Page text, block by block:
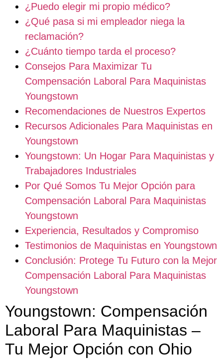
¿Puedo elegir mi propio médico?
¿Qué pasa si mi empleador niega la
reclamación?
¿Cuánto tiempo tarda el proceso?
Consejos Para Maximizar Tu
Compensación Laboral Para Maquinistas
Youngstown
Recomendaciones de Nuestros Expertos
Recursos Adicionales Para Maquinistas en
Youngstown
Youngstown: Un Hogar Para Maquinistas y
Trabajadores Industriales
Por Qué Somos Tu Mejor Opción para
Compensación Laboral Para Maquinistas
Youngstown
Experiencia, Resultados y Compromiso
Testimonios de Maquinistas en Youngstown
Conclusión: Protege Tu Futuro con la Mejor
Compensación Laboral Para Maquinistas
Youngstown
Youngstown: Compensación
Laboral Para Maquinistas –
Tu Mejor Opción con Ohio